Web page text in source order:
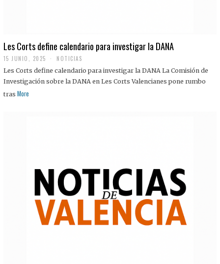
Les Corts define calendario para investigar la DANA
15 JUNIO, 2025 NOTICIAS
Les Corts define calendario para investigar la DANA La Comisión de
Investigación sobre la DANA en Les Corts Valencianes pone rumbo
tras More